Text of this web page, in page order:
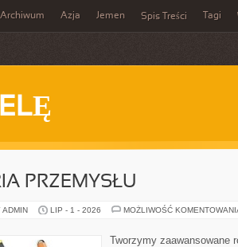
Archiwum Azja Jemen Spis Treści Tagi
PRZEMYSŁU
ADMIN LIP - 1 - 2026 MOŻLIWOŚĆ
Tworzymy zaawansowane